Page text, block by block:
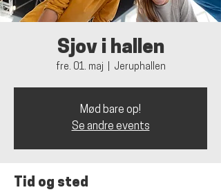
Sjov i hallen
fre. 01. maj Jeruphallen
Mød bare op!
Se andre events
Tid og sted